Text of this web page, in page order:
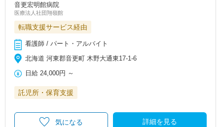
音更宏明館病院
医療法人社団翔嶺館
転職支援サービス経由
看護師 / パート・アルバイト
北海道 河東郡音更町 木野大通東17-1-6
日給 24,000円 ～
託児所・保育支援
詳細を見る
気になる